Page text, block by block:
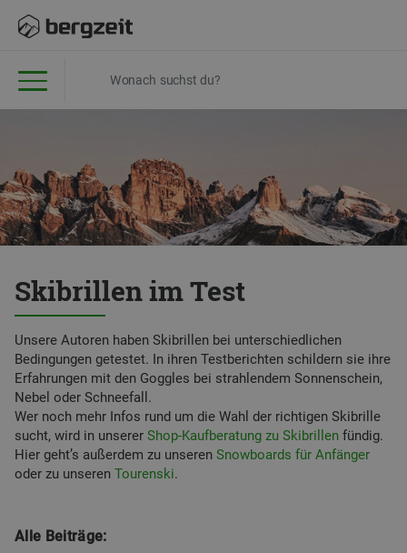
Skibrillen im Test
Unsere Autoren haben Skibrillen bei unterschiedlichen
Bedingungen getestet. In ihren Testberichten schildern sie ihre
Erfahrungen mit den Goggles bei strahlendem Sonnenschein,
Nebel oder Schneefall.
Wer noch mehr Infos rund um die Wahl der richtigen Skibrille
sucht, wird in unserer Shop-Kaufberatung zu Skibrillen fündig.
Hier geht’s außerdem zu unseren Snowboards für Anfänger
oder zu unseren Tourenski.
Alle Beiträge: